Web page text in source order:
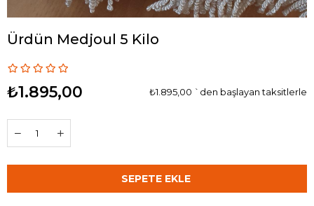
Ürdün Medjoul 5 Kilo
₺1.895,00 ₺1.895,00 `den başlayan taksitlerle